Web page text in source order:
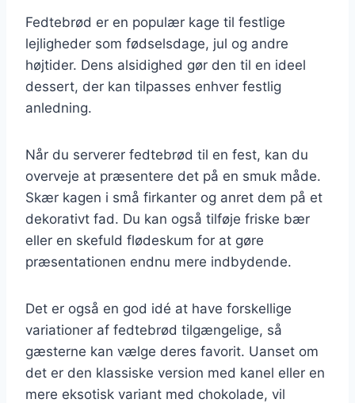
Fedtebrød er en populær kage til festlige
lejligheder som fødselsdage, jul og andre
højtider. Dens alsidighed gør den til en ideel
dessert, der kan tilpasses enhver festlig
anledning.
Når du serverer fedtebrød til en fest, kan du
overveje at præsentere det på en smuk måde.
Skær kagen i små firkanter og anret dem på et
dekorativt fad. Du kan også tilføje friske bær
eller en skefuld flødeskum for at gøre
præsentationen endnu mere indbydende.
Det er også en god idé at have forskellige
variationer af fedtebrød tilgængelige, så
gæsterne kan vælge deres favorit. Uanset om
det er den klassiske version med kanel eller en
mere eksotisk variant med chokolade, vil